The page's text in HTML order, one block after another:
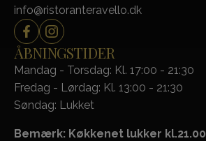
info@ristoranteravello.dk
ÅBNINGSTIDER
Mandag - Torsdag: Kl. 17:00 - 21:30
Fredag - Lørdag: Kl. 13:00 - 21:30
Søndag: Lukket
Bemærk: Køkkenet lukker kl.21.00